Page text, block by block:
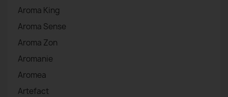
Aroma King
Aroma Sense
Aroma Zon
Aromanie
Aromea
Artefact